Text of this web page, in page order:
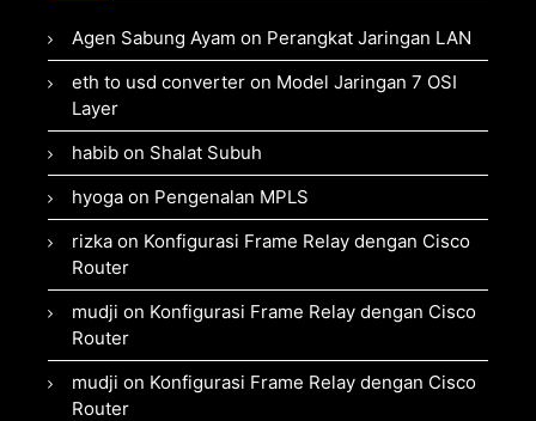
Agen Sabung Ayam on Perangkat Jaringan LAN
eth to usd converter on Model Jaringan 7 OSI
Layer
habib on Shalat Subuh
hyoga on Pengenalan MPLS
rizka on Konfigurasi Frame Relay dengan Cisco
Router
mudji on Konfigurasi Frame Relay dengan Cisco
Router
mudji on Konfigurasi Frame Relay dengan Cisco
Router